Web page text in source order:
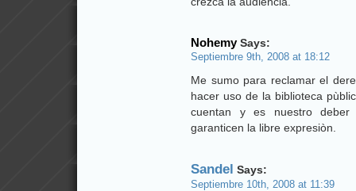
NohemySays:
Septiembre 9th, 2008 at 18:12
Me sumo para reclamar el
hacer uso de la biblioteca
cuentan y es nuestro deber
garanticen la libre expresiòn.
Sandel Says:
Septiembre 10th, 2008 at 11:39